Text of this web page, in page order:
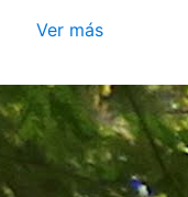
Ver más